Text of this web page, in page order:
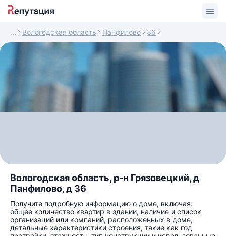
Вологодская область Панфилово 36
Вологодская область, р-н Грязовецкий, д
Панфилово, д 36
Получите подробную информацию о доме, включая:
общее количество квартир в здании, наличие и список
организаций или компаний, расположенных в доме,
детальные характеристики строения, такие как год